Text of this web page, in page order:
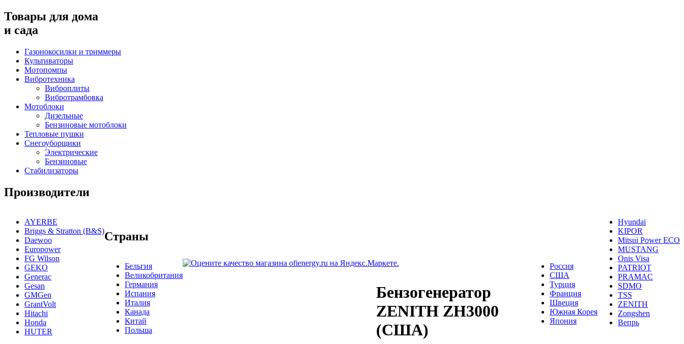
Товары для дома
и сада
Газонокосилки и триммеры
Культиваторы
Мотопомпы
Вибротехника
Виброплиты
Вибротрамбовка
Мотоблоки
Дизельные
Бензиновые мотоблоки
Тепловые пушки
Снегоуборщики
Электрические
Бензиновые
Стабилизаторы
Производители
AYERBE
Briggs & Stratton (B&S)
Daewoo
Europower
FG Wilson
GEKO
Generac
Gesan
GMGen
GrantVolt
Hitachi
Honda
HUTER
Hyundai
KIPOR
Mitsui Power ECO
MUSTANG
Onis Visa
PATRIOT
PRAMAC
SDMO
TSS
ZENITH
Zongshen
Вепрь
Страны
Бельгия
Великобритания
Германия
Испания
Италия
Канада
Китай
Польша
Россия
США
Турция
Франция
Швеция
Южная Корея
Япония
Бензогенератор
ZENITH ZH3000
(США)